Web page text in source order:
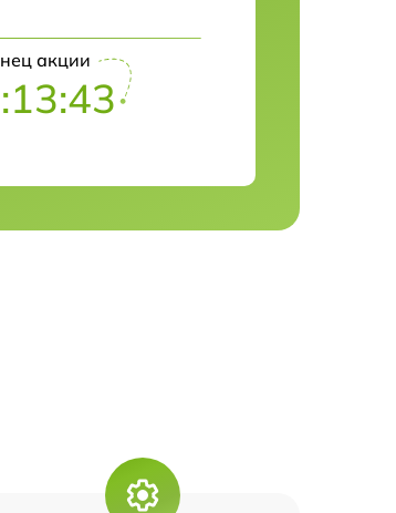
акции